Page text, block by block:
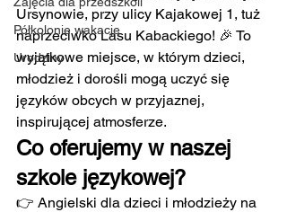
Półkolonie wakacje
Urodziny
Ursynowie, przy ulicy Kajakowej 1, tuż
naprzeciwko Lasu Kabackiego! 🎉 To
wyjątkowe miejsce, w którym dzieci,
młodzież i dorośli mogą uczyć się
języków obcych w przyjaznej,
inspirującej atmosferze.
Co oferujemy w naszej
szkole językowej?
👉 Angielski dla dzieci i młodzieży na